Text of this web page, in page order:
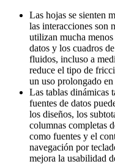
Las hojas se sienten
las interacciones son
utilizan mucha
datos y los cuadros
fluidos, incluso a
reduce el tipo de
un uso prolongado
Las tablas dinámicas
fuentes de datos
los diseños, los
columnas completas
como fuentes y el
navegación por
mejora la usabilidad